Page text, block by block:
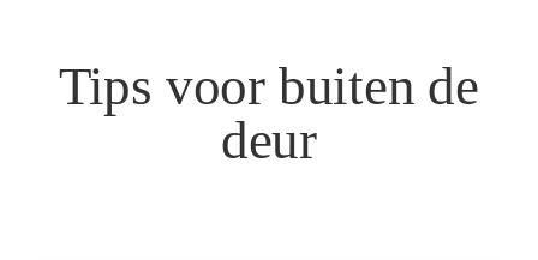
Tips voor buiten de
deur